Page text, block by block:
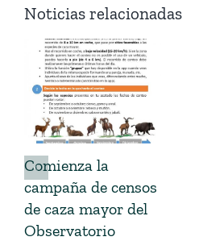
Noticias relacionadas
Comienza la
campaña de censos
de caza mayor del
Observatorio